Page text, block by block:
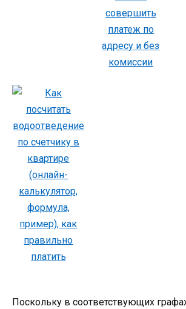
Поскольку в соответствующих